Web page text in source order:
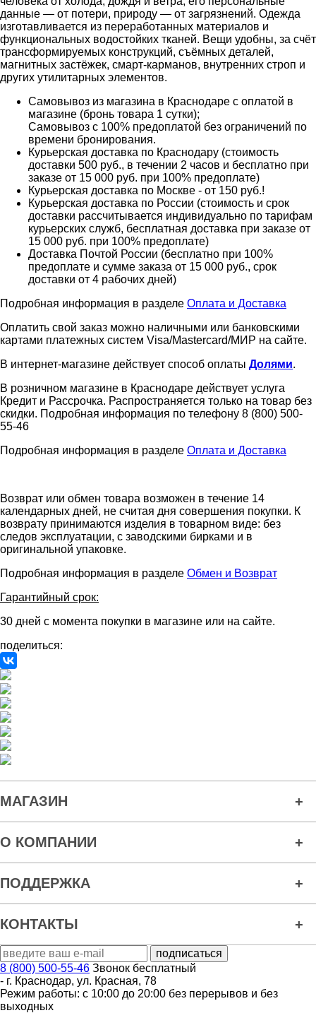
данные — от потери, природу — от загрязнений. Одежда
изготавливается из переработанных материалов и
функциональных водостойких тканей. Вещи удобны, за счёт
трансформируемых конструкций, съёмных деталей,
магнитных застёжек, смарт-карманов, внутренних строп и
других утилитарных элементов.
Самовывоз из магазина в Краснодаре с оплатой в
магазине (бронь товара 1 сутки);
Самовывоз с 100% предоплатой без ограничений по
времени бронирования.
Курьерская доставка по Краснодару (стоимость
доставки 500 руб., в течении 2 часов и бесплатно при
заказе от 15 000 руб. при 100% предоплате)
Курьерская доставка по Москве - от 150 руб.!
Курьерская доставка по России (стоимость и срок
доставки рассчитывается индивидуально по тарифам
курьерских служб, бесплатная доставка при заказе от
15 000 руб. при 100% предоплате)
Доставка Почтой России (бесплатно при 100%
предоплате и сумме заказа от 15 000 руб., срок
доставки от 4 рабочих дней)
Подробная информация в разделе Оплата и Доставка
Оплатить свой заказ можно наличными или банковскими
картами платежных систем Visa/Mastercard/МИР на сайте.
В интернет-магазине действует способ оплаты Долями.
В розничном магазине в Краснодаре действует услуга
Кредит и Рассрочка. Распространяется только на товар без
скидки. Подробная информация по телефону 8 (800) 500-
55-46
Подробная информация в разделе Оплата и Доставка
Возврат или обмен товара возможен в течение 14
календарных дней, не считая дня совершения покупки. К
возврату принимаются изделия в товарном виде: без
следов эксплуатации, с заводскими бирками и в
оригинальной упаковке.
Подробная информация в разделе Обмен и Возврат
Гарантийный срок:
30 дней с момента покупки в магазине или на сайте.
поделиться:
МАГАЗИН
О КОМПАНИИ
ПОДДЕРЖКА
КОНТАКТЫ
8 (800) 500-55-46 Звонок бесплатный
- г. Краснодар, ул. Красная, 78
Режим работы: с 10:00 до 20:00 без перерывов и без
выходных